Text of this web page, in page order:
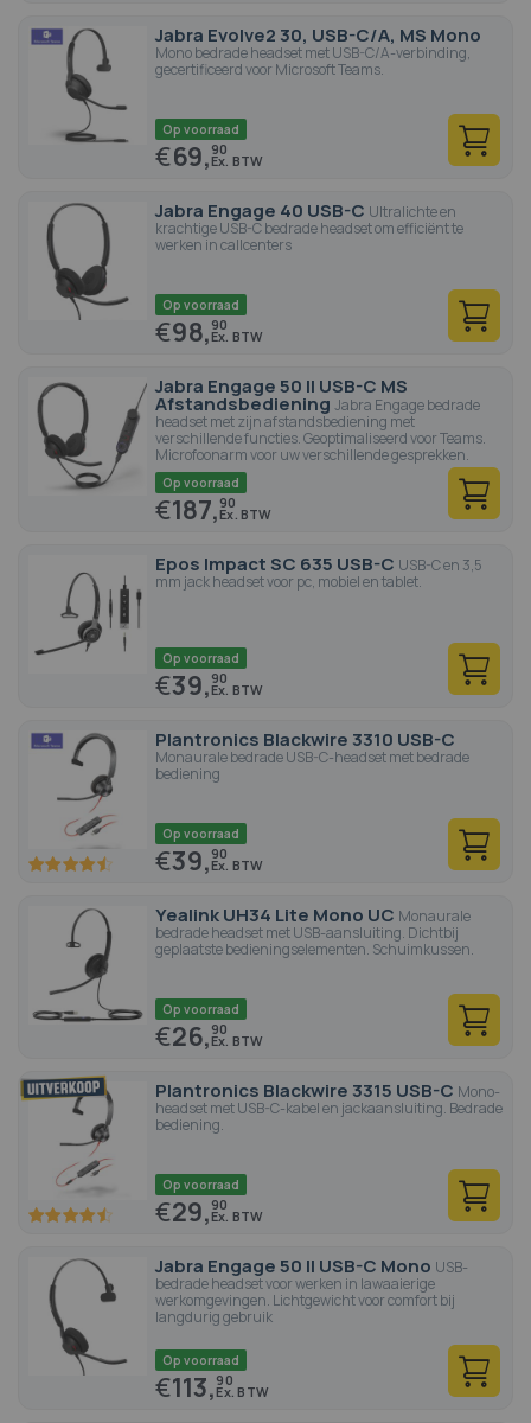
Jabra Evolve2 30, USB-C/A, MS Mono
Mono bedrade headset met USB-C/A-verbinding,
gecertificeerd voor Microsoft Teams.
Op voorraad
€69,90
Jabra Engage 40 USB-C Ultralichte en
krachtige USB-C bedrade headset om efficiënt te
werken in callcenters
Op voorraad
€98,90
Jabra Engage 50 II USB-C MS
Afstandsbediening Jabra Engage bedrade
headset met zijn afstandsbediening met
verschillende functies. Geoptimaliseerd voor Teams.
Microfoonarm voor uw verschillende gesprekken.
Op voorraad
€187,90
Epos Impact SC 635 USB-C USB-C en 3,5
mm jack headset voor pc, mobiel en tablet.
Op voorraad
€39,90
Plantronics Blackwire 3310 USB-C
Monaurale bedrade USB-C-headset met bedrade
bediening
90 100
Op voorraad
€39,90
Yealink UH34 Lite Mono UC Monaurale
bedrade headset met USB-aansluiting. Dichtbij
geplaatste bedieningselementen. Schuimkussen.
Op voorraad
€26,90
Plantronics Blackwire 3315 USB-C Mono-
headset met USB-C-kabel en jackaansluiting. Bedrade
bediening.
90 100
Op voorraad
€29,90
Jabra Engage 50 II USB-C Mono USB-
bedrade headset voor werken in lawaaierige
werkomgevingen. Lichtgewicht voor comfort bij
langdurig gebruik
Op voorraad
€113,90